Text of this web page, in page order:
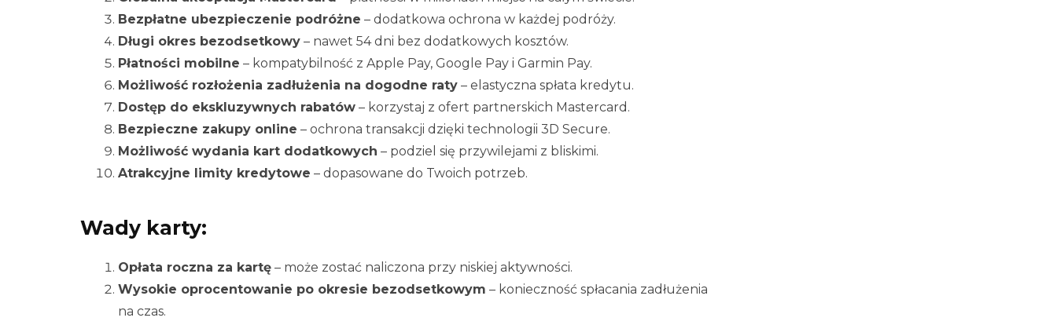
Bezpłatne ubezpieczenie podróżne – dodatkowa ochrona w każdej podróży.
Długi okres bezodsetkowy – nawet 54 dni bez dodatkowych kosztów.
Płatności mobilne – kompatybilność z Apple Pay, Google Pay i Garmin Pay.
Możliwość rozłożenia zadłużenia na dogodne raty – elastyczna spłata kredytu.
Dostęp do ekskluzywnych rabatów – korzystaj z ofert partnerskich Mastercard.
Bezpieczne zakupy online – ochrona transakcji dzięki technologii 3D Secure.
Możliwość wydania kart dodatkowych – podziel się przywilejami z bliskimi.
Atrakcyjne limity kredytowe – dopasowane do Twoich potrzeb.
Wady karty:
Opłata roczna za kartę – może zostać naliczona przy niskiej aktywności.
Wysokie oprocentowanie po okresie bezodsetkowym – konieczność spłacania zadłużenia
na czas.